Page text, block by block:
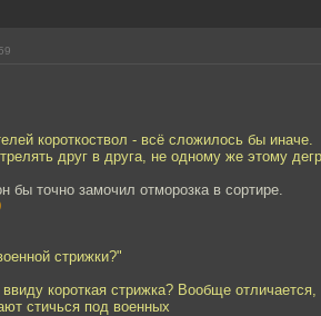
короткоствол - всё сложилось бы иначе.
друг в друга, не одному же этому
точно замочил отморозка в сортире.
стрижки?"
короткая стрижка? Вообще
стичься под военных